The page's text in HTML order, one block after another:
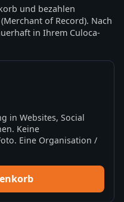
und bezahlen
of Record). Nach
in Ihrem Culoca-
in Websites, Social
Keine
Eine Organisation /